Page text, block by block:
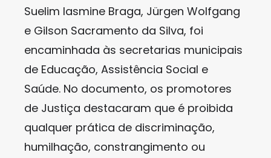
Suelim Iasmine Braga, Jürgen Wolfgang
e Gilson Sacramento da Silva, foi
encaminhada às secretarias municipais
de Educação, Assistência Social e
Saúde. No documento, os promotores
de Justiça destacaram que é proibida
qualquer prática de discriminação,
humilhação, constrangimento ou